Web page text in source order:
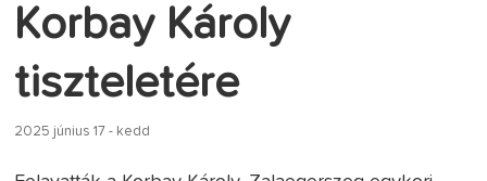
Korbay Károly
tiszteletére
2025 június 17 - kedd